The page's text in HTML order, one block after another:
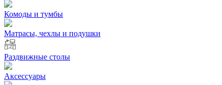
Комоды и тумбы
Матрасы, чехлы и подушки
Раздвижные столы
Аксессуары